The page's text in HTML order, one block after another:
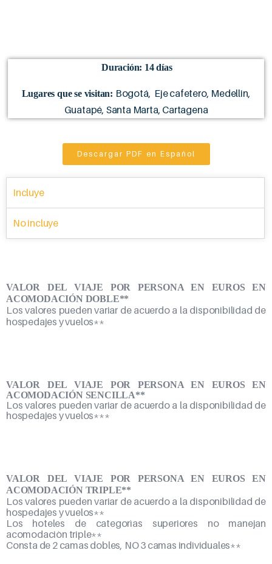
Duración: 14 días
Lugares que se visitan: Bogotá, Eje cafetero, Medellin,
Guatapé, Santa Marta, Cartagena
Descargar PDF en Español
Incluye
No incluye
VALOR DEL VIAJE POR PERSONA EN EUROS EN
ACOMODACIÓN DOBLE**
Los valores pueden variar de acuerdo a la disponibilidad de
hospedajes y vuelos**
VALOR DEL VIAJE POR PERSONA EN EUROS EN
ACOMODACIÓN SENCILLA**
Los valores pueden variar de acuerdo a la disponibilidad de
hospedajes y vuelos***
VALOR DEL VIAJE POR PERSONA EN EUROS EN
ACOMODACIÓN TRIPLE**
Los valores pueden variar de acuerdo a la disponibilidad de
hospedajes y vuelos**
Los hoteles de categorìas superiores no manejan
acomodaciòn triple**
Consta de 2 camas dobles, NO 3 camas individuales**